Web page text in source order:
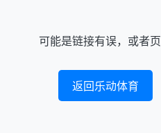
可能是链接有误，或者
返回乐动体育